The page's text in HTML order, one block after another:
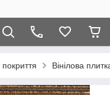
покриття Вінілова